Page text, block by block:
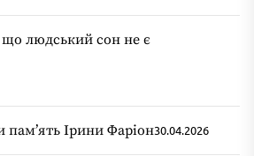
людський сон не є
пам’ять Ірини Фаріон30.04.2026